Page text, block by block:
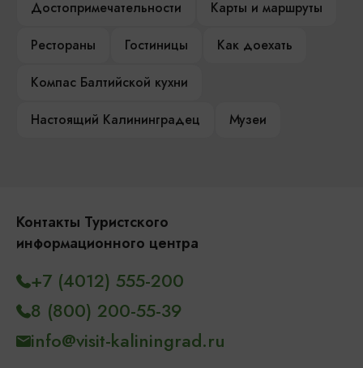
Достопримечательности
Карты и маршруты
Рестораны
Гостиницы
Как доехать
Компас Балтийской кухни
Настоящий Калининградец
Музеи
Контакты Туристского
информационного центра
+7 (4012) 555-200
8 (800) 200-55-39
info@visit-kaliningrad.ru